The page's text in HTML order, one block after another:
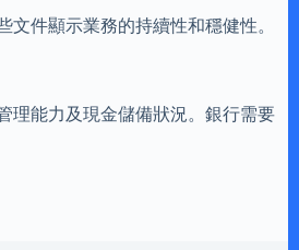
件顯示業務的持續性和穩健性。
理能力及現金儲備狀況。銀行需要